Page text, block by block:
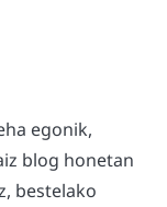
egonik,
blog honetan
bestelako